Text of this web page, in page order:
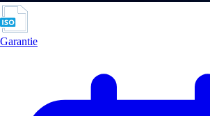
Garantie